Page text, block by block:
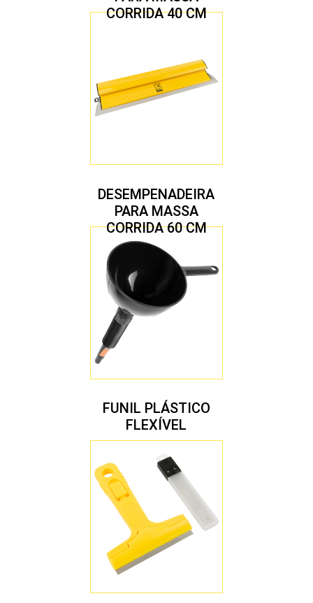
CORRIDA 40 CM
DESEMPENADEIRA
PARA MASSA
CORRIDA 60 CM
FUNIL PLÁSTICO
FLEXÍVEL